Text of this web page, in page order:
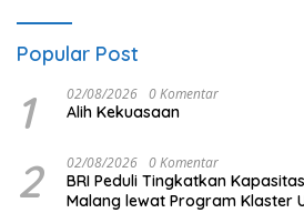
Popular Post
1 02/08/2026 0 Komentar
Alih Kekuasaan
2 02/08/2026 0 Komentar
BRI Peduli Tingkatkan
Malang lewat Program Klaster